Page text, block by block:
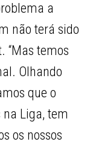
a
não terá sido
“Mas temos
Olhando
que o
Liga, tem
os nossos